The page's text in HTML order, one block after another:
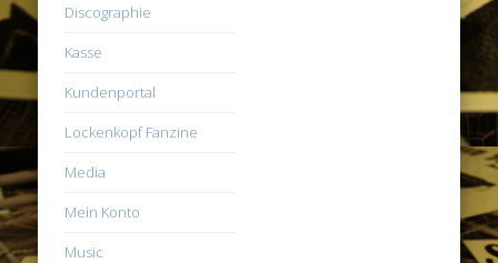
Discographie
Kasse
Kundenportal
Lockenkopf Fanzine
Media
Mein Konto
Music